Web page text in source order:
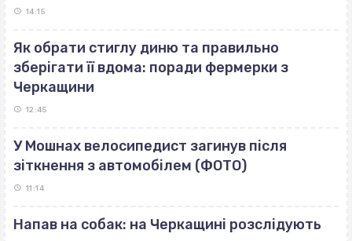
14:15
Як обрати стиглу диню та правильно
зберігати її вдома: поради фермерки з
Черкащини
12:45
У Мошнах велосипедист загинув після
зіткнення з автомобілем (ФОТО)
11:14
Напав на собак: на Черкащині розслідують